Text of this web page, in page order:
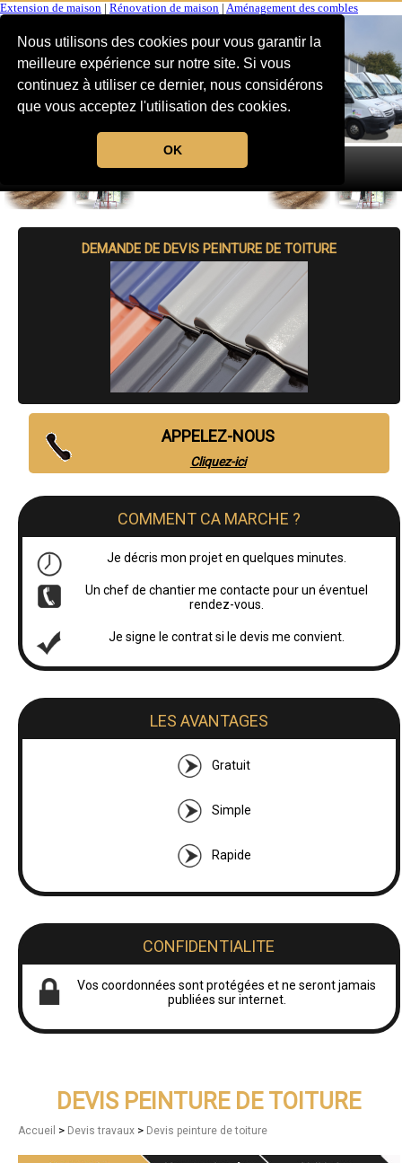
Nous utilisons des cookies pour vous garantir la
meilleure expérience sur notre site. Si vous
continuez à utiliser ce dernier, nous considérons
que vous acceptez l'utilisation des cookies.
OK
Extension de maison Rénovation de maison Aménagement des combles
MENU
DEMANDE DE DEVIS PEINTURE DE TOITURE
APPELEZ-NOUS
Cliquez-ici
COMMENT CA MARCHE ?
Je décris mon projet en quelques minutes.
Un chef de chantier me contacte pour un éventuel
rendez-vous.
Je signe le contrat si le devis me convient.
LES AVANTAGES
Gratuit
Simple
Rapide
CONFIDENTIALITE
Vos coordonnées sont protégées et ne seront jamais
publiées sur internet.
DEVIS PEINTURE DE TOITURE
Accueil > Devis travaux > Devis peinture de toiture